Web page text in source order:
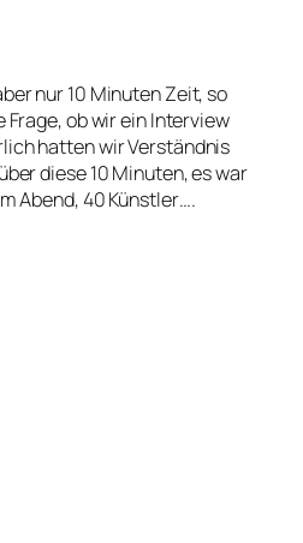
nur 10 Minuten Zeit, so
ob wir ein Interview
hatten wir Verständnis
diese 10 Minuten, es war
Abend, 40 Künstler….